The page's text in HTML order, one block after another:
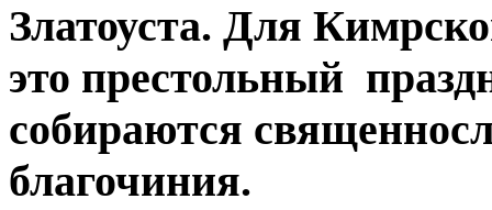
Златоуста. Для
это престольный
собираются
благочиния.